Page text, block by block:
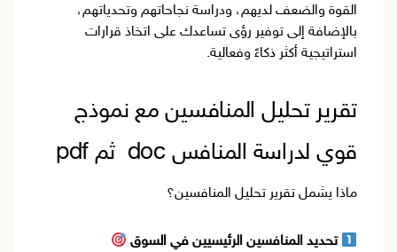
القوة والضعف لديهم، ودراسة نجاحاتهم وتحدياتهم،
بالإضافة إلى توفير رؤى تساعدك على اتخاذ قرارات
استراتيجية أكثر ذكاءً وفعالية.
تقرير تحليل المنافسين مع نموذج
قوي لدراسة المنافس doc ثم pdf
ماذا يشمل تقرير تحليل المنافسين؟
تحديد المنافسين الرئيسيين في السوق